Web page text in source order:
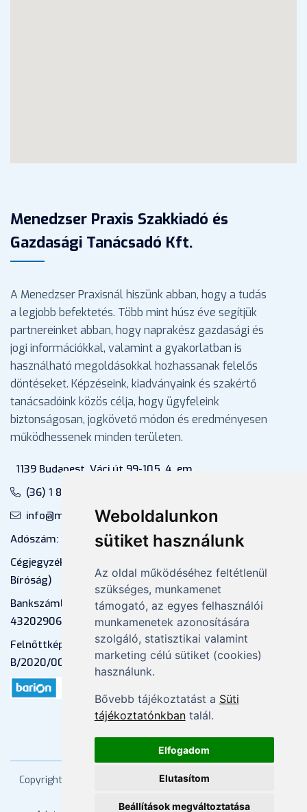
Weboldalunkon
sütiket használunk
Az oldal működéséhez feltétlenül
szükséges, munkamenet
támogató, az egyes felhasználói
munkamenetek azonosítására
szolgáló, statisztikai valamint
marketing célú sütiket (cookies)
használunk.
Bővebb tájékoztatást a Süti
tájékoztatónkbantalál.
Elfogadom
Elutasítom
Beállítások megváltoztatása
Menedzser Praxis Szakkiadó és
Gazdasági Tanácsadó Kft.
A Menedzser Praxisnál hiszünk abban, hogy a tudás
a legjobb befektetés. Több mint húsz éve segítjük
partnereinket abban, hogy naprakész gazdasági és
jogi információkkal, valamint a gyakorlatban is
használható megoldásokkal hozhassanak felelős
döntéseket. Képzéseink, kiadványaink és szakértő
tanácsadóink közös célja, hogy ügyfeleink
biztonságosan, jogkövető módon és eredményesen
működhessenek minden területen.
1139 Budapest, Váci út 99-105. 4. em.
(36) 1 880 76 00
info@mprx.hu
Adószám: 13598145-2-41
Cégjegyzékszám: 01-09-883770 (Fővárosi
Bíróság)
Bankszámlaszám: CIB Bank, 10700581-
43202906-51100005
Felnőttképzési nyilvántartási szám:
B/2020/000053
Copyright 2026 Mprx. Minden jog fenntartva